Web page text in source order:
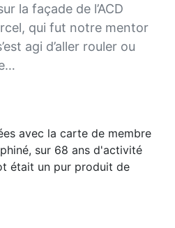
la façade de l’ACD
qui fut notre mentor
agi d’aller rouler ou
avec la carte de membre
sur 68 ans d'activité
était un pur produit de